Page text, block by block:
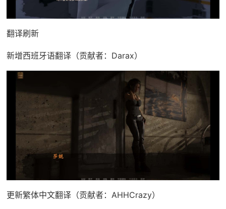
翻译刷新
新增西班牙语翻译（贡献者：Darax）
更新繁体中文翻译（贡献者：AHHCrazy）